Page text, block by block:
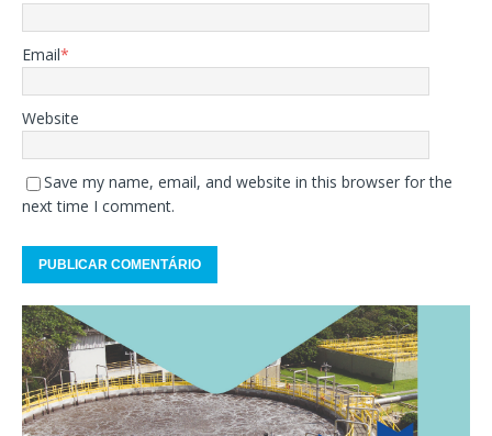
Email*
Website
Save my name, email, and website in this browser for the
next time I comment.